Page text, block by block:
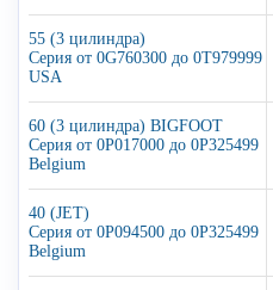
55 (3 цилиндра)
Серия от 0G760300 до 0T979999
USA
60 (3 цилиндра) BIGFOOT
Серия от 0P017000 до 0P325499
Belgium
40 (JET)
Серия от 0P094500 до 0P325499
Belgium